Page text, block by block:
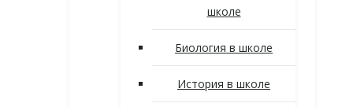
школе
Биология в школе
История в школе